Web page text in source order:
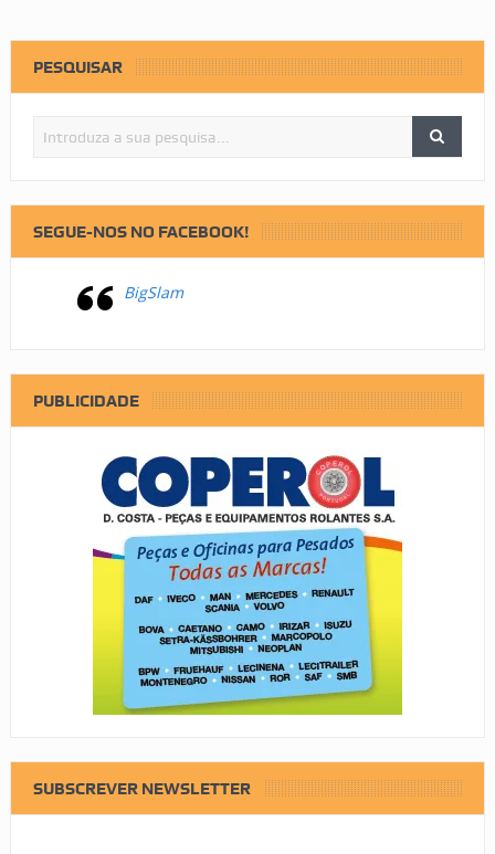
PESQUISAR
SEGUE-NOS NO FACEBOOK!
BigSlam
PUBLICIDADE
SUBSCREVER NEWSLETTER